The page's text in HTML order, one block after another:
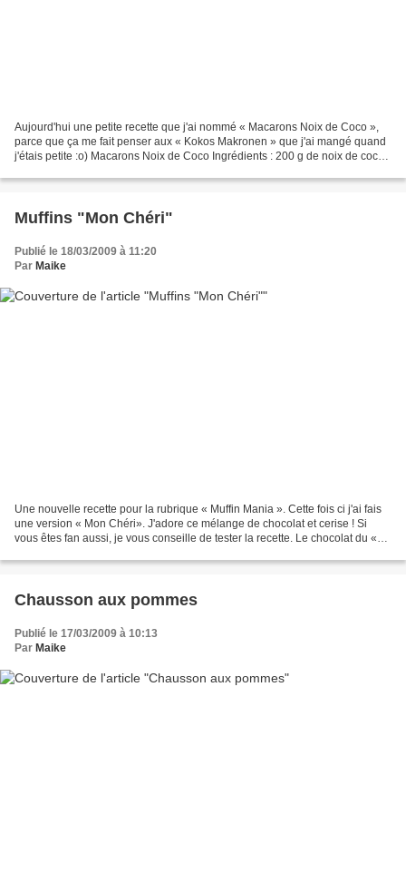
Aujourd'hui une petite recette que j'ai nommé « Macarons Noix de Coco »,
parce que ça me fait penser aux « Kokos Makronen » que j'ai mangé quand
j'étais petite :o) Macarons Noix de Coco Ingrédients : 200 g de noix de coco
Muffins "Mon Chéri"
Publié le 18/03/2009 à 11:20
Par Maike
Une nouvelle recette pour la rubrique « Muffin Mania ». Cette fois ci j'ai fais
une version « Mon Chéri». J'adore ce mélange de chocolat et cerise ! Si
vous êtes fan aussi, je vous conseille de tester la recette. Le chocolat du «
Chausson aux pommes
Publié le 17/03/2009 à 10:13
Par Maike